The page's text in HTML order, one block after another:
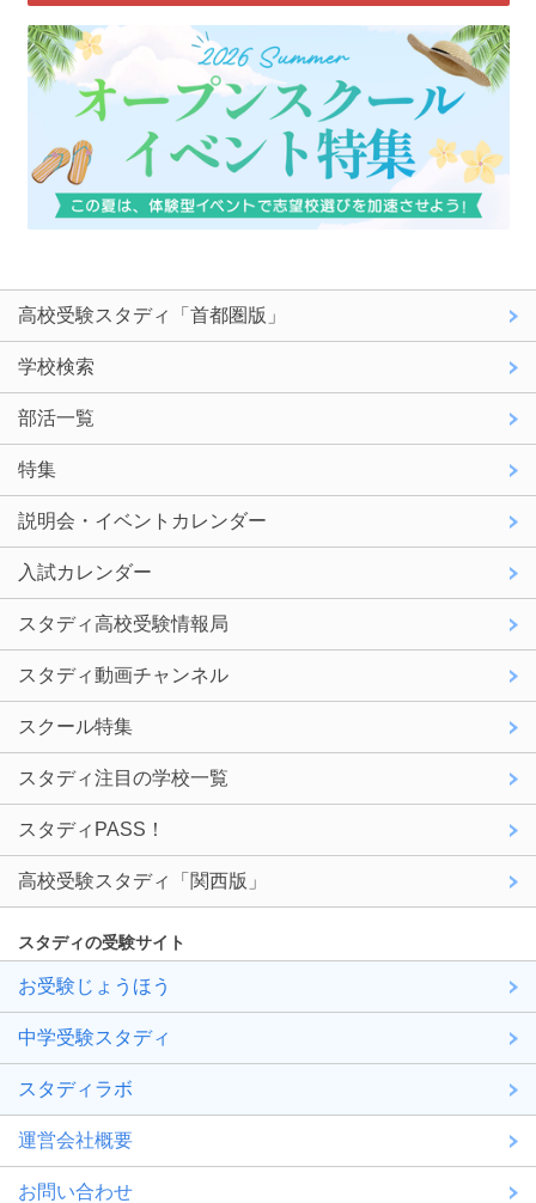
高校受験スタディ「首都圏版」
学校検索
部活一覧
特集
説明会・イベントカレンダー
入試カレンダー
スタディ高校受験情報局
スタディ動画チャンネル
スクール特集
スタディ注目の学校一覧
スタディPASS！
高校受験スタディ「関西版」
スタディの受験サイト
お受験じょうほう
中学受験スタディ
スタディラボ
運営会社概要
お問い合わせ